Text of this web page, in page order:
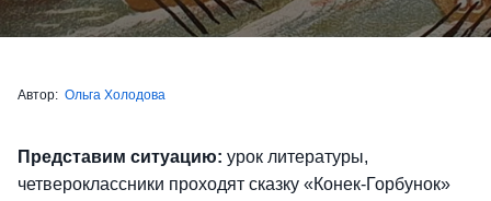
Автор: Ольга Холодова
Представим ситуацию: урок литературы,
четвероклассники проходят сказку «Конек-Горбунок»